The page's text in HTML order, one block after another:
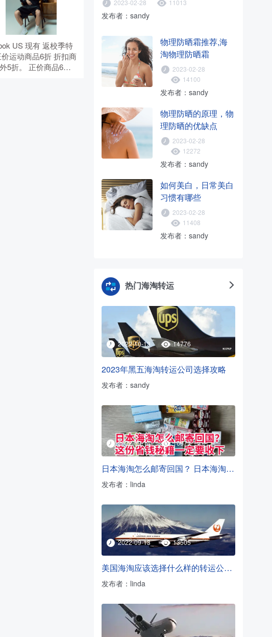
US 现有 返校季特
运动商品6折 折扣商
5折。 正价商品6
2023-02-28 11013
发布者：sandy
物理防晒霜推荐,海
淘物理防晒霜
2023-02-28
14100
发布者：sandy
物理防晒的原理，物
理防晒的优缺点
2023-02-28
12272
发布者：sandy
如何美白，日常美白
习惯有哪些
2023-02-28
11408
发布者：sandy
热门海淘转运
2022-10-13 14776
2023年黑五海淘转运公司选择攻略
发布者：sandy
2022-09-14 16671
日本海淘怎么邮寄回国？ 日本海淘转运方法
发布者：linda
2022-09-13 13505
美国海淘应该选择什么样的转运公司？
发布者：linda